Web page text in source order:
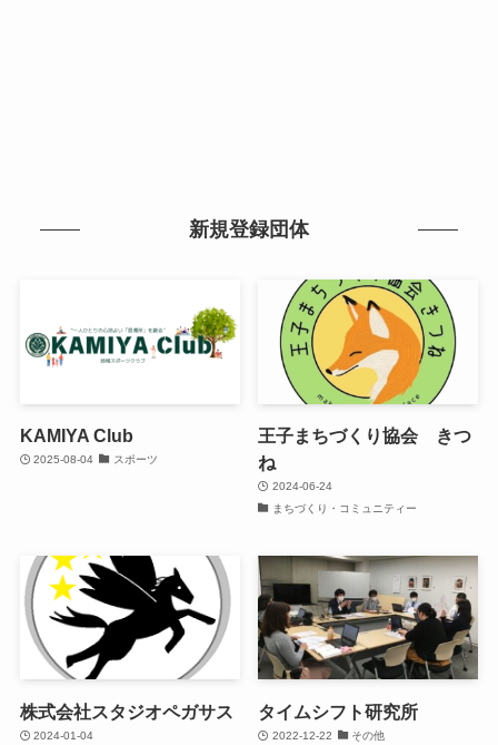
新規登録団体
KAMIYA Club
2025-08-04 スポーツ
王子まちづくり協会 きつ
ね
2024-06-24
まちづくり・コミュニティー
株式会社スタジオペガサス
2024-01-04
タイムシフト研究所
2022-12-22 その他